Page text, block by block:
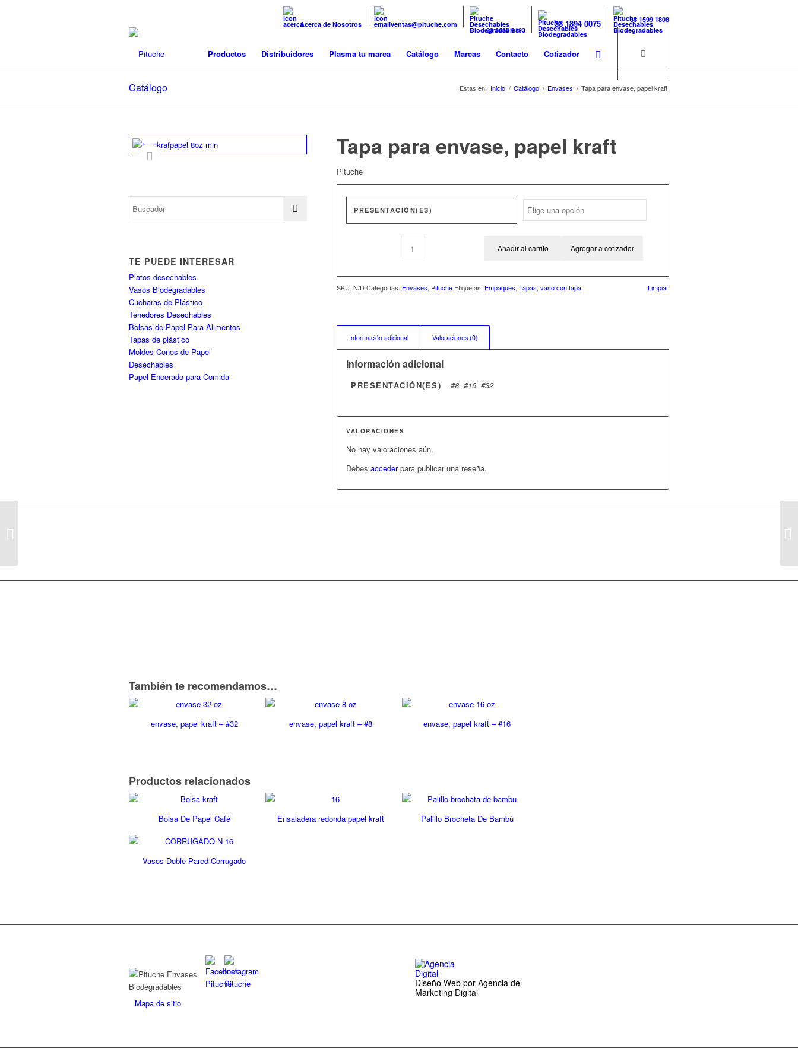
Acerca de Nosotros ventas@pituche.com
33 3666 0193
33 1894 0075 33 1599 1808
Productos Distribuidores Plasma tu marca Catálogo Marcas Contacto Cotizador
Catálogo Estas en: Inicio / Catálogo / Envases / Tapa para envase, papel kraft
TE PUEDE INTERESAR
Platos desechables
Vasos Biodegradables
Cucharas de Plástico
Tenedores Desechables
Bolsas de Papel Para Alimentos
Tapas de plástico
Moldes Conos de Papel
Desechables
Papel Encerado para Comida
Tapa para envase, papel kraft
Pituche
PRESENTACIÓN(ES)
Limpiar
Añadir al carrito Agregar a cotizador
SKU:N/D Categorías: Envases, Pituche Etiquetas: Empaques,Tapas,vaso con tapa
Información adicional Valoraciones (0)
Información adicional
PRESENTACIÓN(ES) #8, #16, #32
VALORACIONES
No hay valoraciones aún.
Debesaccederpara publicar una reseña.
También te recomendamos…
envase, papel kraft – #32 envase, papel kraft – #8 envase, papel kraft – #16
Productos relacionados
Bolsa De Papel Café Ensaladera redonda papel kraft Palillo Brocheta De Bambú
Vasos Doble Pared Corrugado
Mapa de sitio
Diseño Web por Agencia de
Marketing Digital